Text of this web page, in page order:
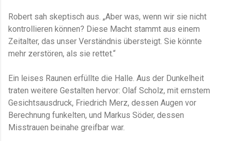
Robert sah skeptisch aus. „Aber was, wenn wir sie nicht
kontrollieren können? Diese Macht stammt aus einem
Zeitalter, das unser Verständnis übersteigt. Sie könnte
mehr zerstören, als sie rettet.“
Ein leises Raunen erfüllte die Halle. Aus der Dunkelheit
traten weitere Gestalten hervor: Olaf Scholz, mit ernstem
Gesichtsausdruck, Friedrich Merz, dessen Augen vor
Berechnung funkelten, und Markus Söder, dessen
Misstrauen beinahe greifbar war.